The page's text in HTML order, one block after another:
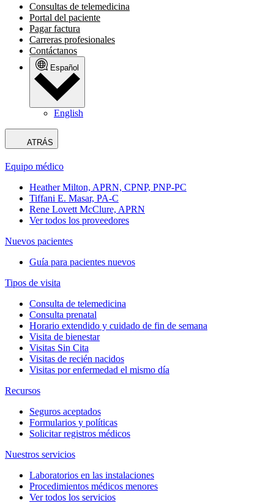
Consultas de telemedicina
Portal del paciente
Pagar factura
Carreras profesionales
Contáctanos
Español
English
ATRÁS
Equipo médico
Heather Milton, APRN, CPNP, PNP-PC
Tiffani E. Masar, PA-C
Rene Lovett McClure, APRN
Ver todos los proveedores
Nuevos pacientes
Guía para pacientes nuevos
Tipos de visita
Consulta de telemedicina
Consulta prenatal
Horario extendido y cuidado de fin de semana
Visita de bienestar
Visitas Sin Cita
Visitas de recién nacidos
Visitas por enfermedad el mismo día
Recursos
Seguros aceptados
Formularios y políticas
Solicitar registros médicos
Nuestros servicios
Laboratorios en las instalaciones
Procedimientos médicos menores
Ver todos los servicios